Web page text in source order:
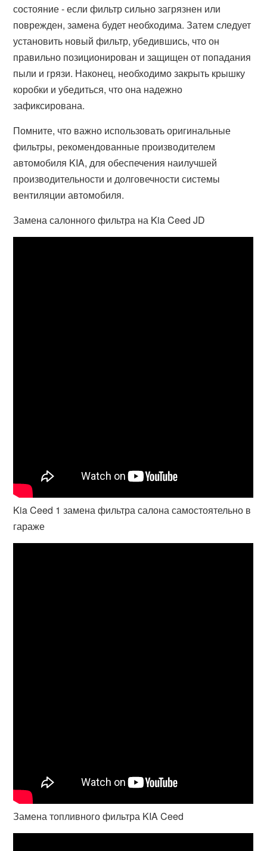
состояние - если фильтр сильно загрязнен или
поврежден, замена будет необходима. Затем следует
установить новый фильтр, убедившись, что он
правильно позиционирован и защищен от попадания
пыли и грязи. Наконец, необходимо закрыть крышку
коробки и убедиться, что она надежно
зафиксирована.
Помните, что важно использовать оригинальные
фильтры, рекомендованные производителем
автомобиля KIA, для обеспечения наилучшей
производительности и долговечности системы
вентиляции автомобиля.
Замена салонного фильтра на Kia Ceed JD
Kia Ceed 1 замена фильтра салона самостоятельно в
гараже
Замена топливного фильтра KIA Ceed